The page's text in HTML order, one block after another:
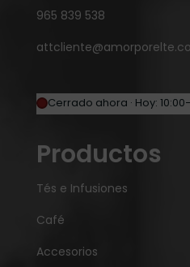
965 839 538
Cerrado ahora · Hoy:
Productos
Tés e Infusiones
Café
Accesorios